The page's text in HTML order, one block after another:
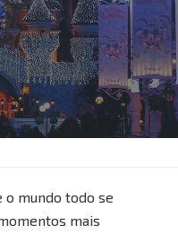
o mundo todo se
mais